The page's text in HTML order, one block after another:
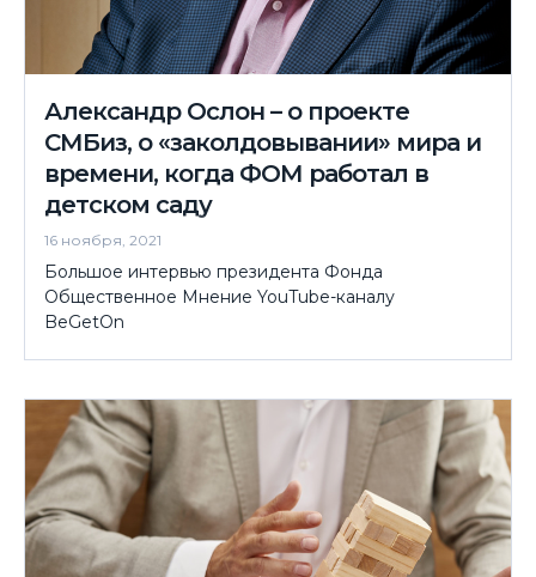
Александр Ослон – о проекте
СМБиз, о «заколдовывании» мира и
времени, когда ФОМ работал в
детском саду
16 ноября, 2021
Большое интервью президента Фонда
Общественное Мнение YouTube-каналу
BeGetOn